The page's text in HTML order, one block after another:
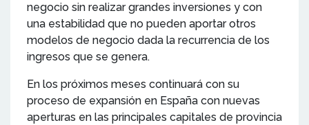
negocio sin realizar grandes inversiones y con
una estabilidad que no pueden aportar otros
modelos de negocio dada la recurrencia de los
ingresos que se genera.
En los próximos meses continuará con su
proceso de expansión en España con nuevas
aperturas en las principales capitales de provincia